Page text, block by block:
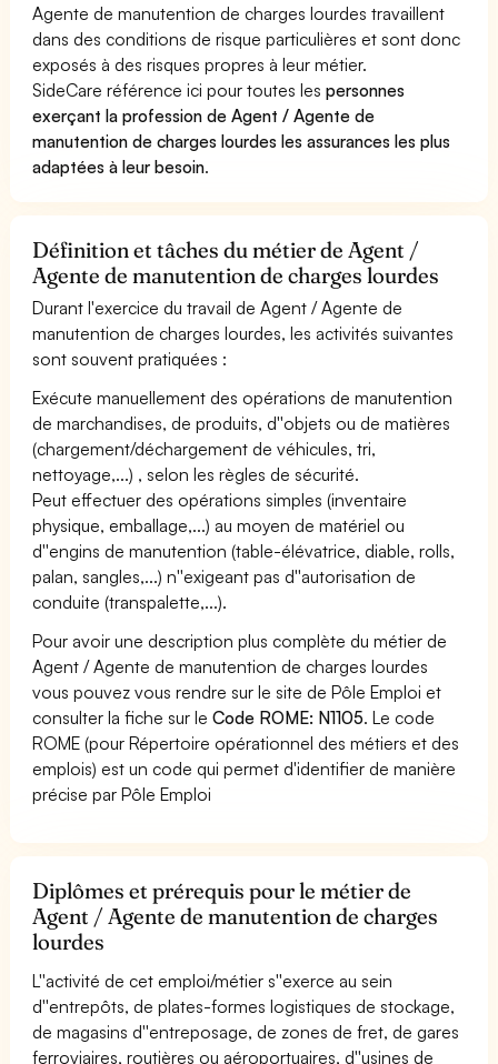
Agente de manutention de charges lourdes travaillent
dans des conditions de risque particulières et sont donc
exposés à des risques propres à leur métier.
SideCare référence ici pour toutes lespersonnes
exerçant la profession de Agent / Agente de
manutention de charges lourdes les assurances les plus
adaptées à leur besoin.
Définition et tâches du métier de Agent /
Agente de manutention de charges lourdes
Durant l'exercice du travail de Agent / Agente de
manutention de charges lourdes, les activités suivantes
sont souvent pratiquées :
Exécute manuellement des opérations de manutention
de marchandises, de produits, d''objets ou de matières
(chargement/déchargement de véhicules, tri,
nettoyage,...) , selon les règles de sécurité.
Peut effectuer des opérations simples (inventaire
physique, emballage,...) au moyen de matériel ou
d''engins de manutention (table-élévatrice, diable, rolls,
palan, sangles,...) n''exigeant pas d''autorisation de
conduite (transpalette,...).
Pour avoir une description plus complète du métier de
Agent / Agente de manutention de charges lourdes
vous pouvez vous rendre sur le site de Pôle Emploi et
consulter la fiche sur leCode ROME: N1105. Le code
ROME (pour Répertoire opérationnel des métiers et des
emplois) est un code qui permet d'identifier de manière
précise par Pôle Emploi
Diplômes et prérequis pour le métier de
Agent / Agente de manutention de charges
lourdes
L''activité de cet emploi/métier s''exerce au sein
d''entrepôts, de plates-formes logistiques de stockage,
de magasins d''entreposage, de zones de fret, de gares
ferroviaires, routières ou aéroportuaires, d''usines de